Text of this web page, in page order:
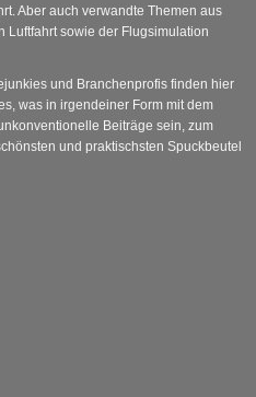
Aber auch verwandte Themen aus
Luftfahrt sowie der Flugsimulation
und Branchenprofis finden hier
was in irgendeiner Form mit dem
Beiträge sein, zum
und praktischsten Spuckbeutel